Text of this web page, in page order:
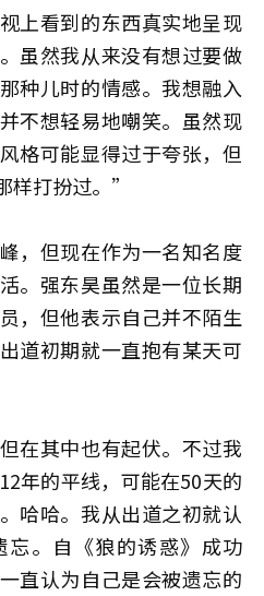
上看到的东西真实地呈现
虽然我从来没有想过要做
种儿时的情感。我想融入
不想轻易地嘲笑。虽然现
格可能显得过于夸张，但
样打扮过。”
，但现在作为一名知名度
。强东昊虽然是一位长期
，但他表示自己并不陌生
道初期就一直抱有某天可
在其中也有起伏。不过我
年的平线，可能在50天的
哈哈。我从出道之初就认
忘。自《狼的诱惑》成功
直认为自己是会被遗忘的